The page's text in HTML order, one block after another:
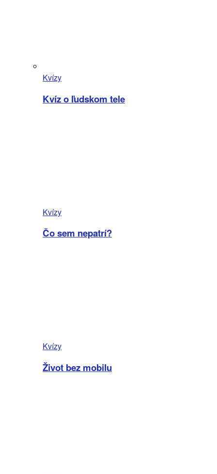
Kvízy
Kvíz o ľudskom tele
Kvízy
Čo sem nepatrí?
Kvízy
Život bez mobilu